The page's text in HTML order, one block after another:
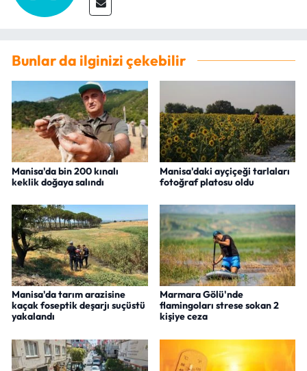
Bunlar da ilginizi çekebilir
Manisa'da bin 200 kınalı
keklik doğaya salındı
Manisa'daki ayçiçeği tarlaları
fotoğraf platosu oldu
Manisa'da tarım arazisine
kaçak foseptik deşarjı suçüstü
yakalandı
Marmara Gölü'nde
flamingoları strese sokan 2
kişiye ceza